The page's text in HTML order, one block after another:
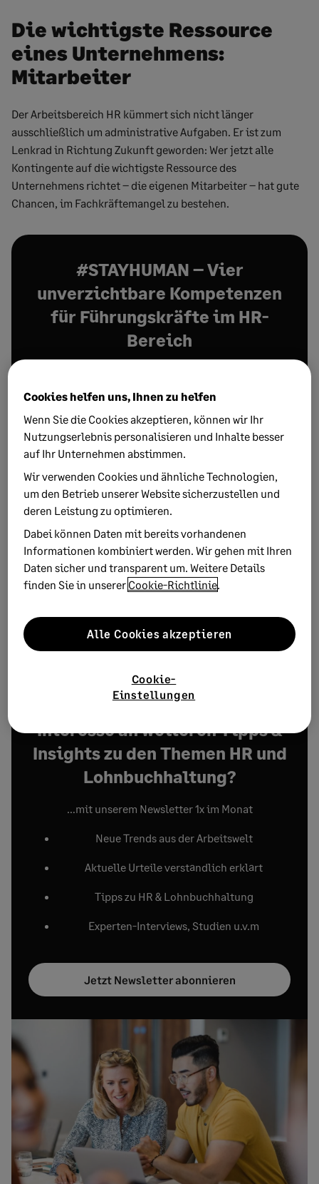
Die wichtigste Ressource
eines Unternehmens:
Mitarbeiter
Der Arbeitsbereich HR kümmert sich nicht länger
ausschließlich um administrative Aufgaben. Er ist zum
Lenkrad in Richtung Zukunft geworden: Wer jetzt alle
Kontingente auf die wichtigste Ressource des
Unternehmens richtet – die eigenen Mitarbeiter – hat gute
Chancen, im Fachkräftemangel zu bestehen.
#STAYHUMAN – Vier
unverzichtbare Kompetenzen
für Führungskräfte im HR-
Bereich
In nur einer Stunde erfahren Sie
wie sich der Bereich HR in Zukunft
weiterentwickeln wird
auf welche Fähigkeiten es ankommt
und wie sich HR-Verantwortliche heute am
Anforderungen gerecht zu werden.
Webinar verpasst? Hier geht es zurMediathek
Jetzt kostenfrei anmelden!
Interesse an weiteren Tipps &
Insights zu den Themen HR und
Lohnbuchhaltung?
…mit unserem Newsletter 1x im Monat
Neue Trends aus der Arbeitswelt
Aktuelle Urteile verständlich erklärt
Tipps zu HR & Lohnbuchhaltung
Experten-Interviews, Studien u.v.m
Jetzt Newsletter abonnieren
Cookies helfen uns, Ihnen zu helfen
Wenn Sie die Cookies akzeptieren, können wir Ihr
Nutzungserlebnis personalisieren und Inhalte besser
auf Ihr Unternehmen abstimmen.
Wir verwenden Cookies und ähnliche Technologien,
um den Betrieb unserer Website sicherzustellen und
deren Leistung zu optimieren.
Dabei können Daten mit bereits vorhandenen
Informationen kombiniert werden. Wir gehen mit Ihren
Daten sicher und transparent um. Weitere Details
finden Sie in unserer Cookie-Richtlinie
Cookie-
Einstellungen
Alle Cookies akzeptieren